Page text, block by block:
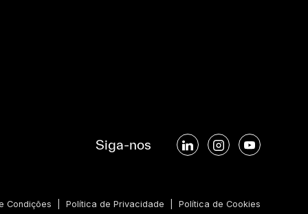
Siga-nos
Condições Política de Privacidade Política de Cookies